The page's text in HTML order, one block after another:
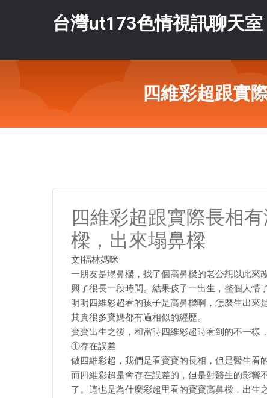
台灣ut173色情視訊聊天室
四維彩超跟實
四維彩超跟實際長相
樑，出來塌鼻樑
文|福林媽咪
一朋友是塌鼻樑，找了個高鼻樑的老公想以此來
興了很長一段時間。結果孩子一出生，整個人懵
明明四維彩超看的孩子是高鼻樑啊，怎麼生出來
其實很多寶媽都有過相似的經歷。
寶寶出生之後，和當時四維彩超時看到的不一樣
①存在誤差
做四維彩超，我們是看寶寶的長相，但是醫生看
而四維彩超是會存在誤差的，但是對醫生的影響
了。這也是為什麼彩超里看的寶寶高鼻樑，出生